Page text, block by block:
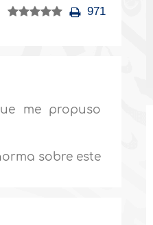
971
me propuso
sobre este